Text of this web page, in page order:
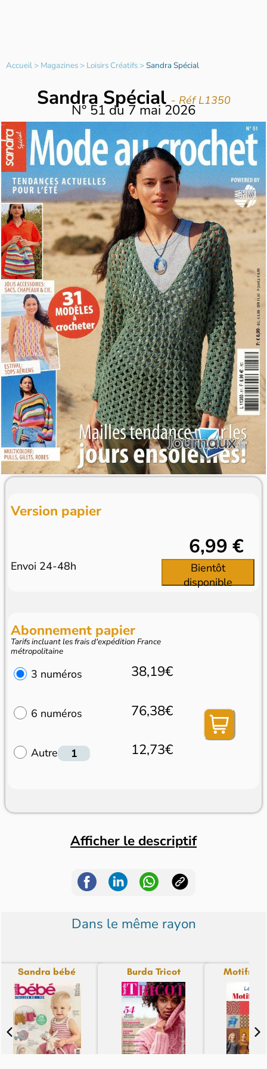
Accueil> Magazines> Loisirs Créatifs>Sandra Spécial
Sandra Spécial - Réf L1350
N°51du 7 mai 2026
Version papier
Envoi 24-48h
6,99 €
Bientôt
disponible
Abonnement papier
Tarifs incluant les frais d'expédition France
métropolitaine
3 numéros 38,19€
6 numéros 76,38€
Autre 12,73€
Afficher le descriptif
Dans le même rayon
Sandra bébé Burda Tricot Motifs à